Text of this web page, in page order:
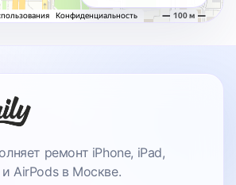
ремонт iPhone, iPad,
AirPods в Москве.